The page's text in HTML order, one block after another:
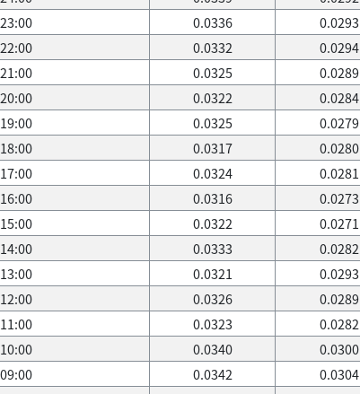
0.0336 0.0293
0.0332 0.0294
0.0325 0.0289
0.0322 0.0284
0.0325 0.0279
0.0317 0.0280
0.0324 0.0281
0.0316 0.0273
0.0322 0.0271
0.0333 0.0282
0.0321 0.0293
0.0326 0.0289
0.0323 0.0282
0.0340 0.0300
0.0342 0.0304